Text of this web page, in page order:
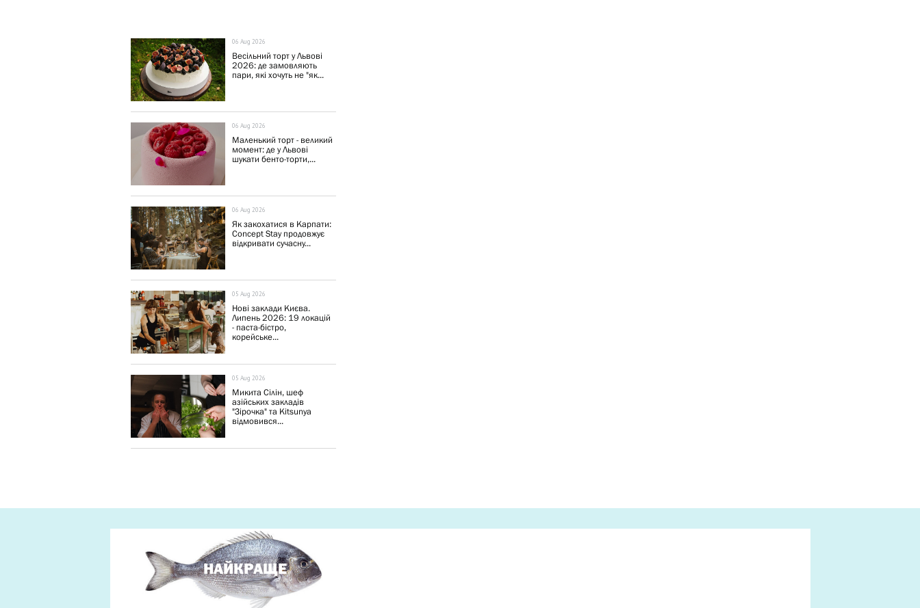
06 Aug 2026
Весільний торт у Львові
2026: де замовляють
пари, які хочуть не "як...
06 Aug 2026
Маленький торт - великий
момент: де у Львові
шукати бенто-торти,...
06 Aug 2026
Як закохатися в Карпати:
Concept Stay продовжує
відкривати сучасну...
05 Aug 2026
Нові заклади Києва.
Липень 2026: 19 локацій
- паста-бістро,
корейське...
05 Aug 2026
Микита Сілін, шеф
азійських закладів
"Зірочка" та Kitsunya
відмовився...
НАЙКРАЩЕ